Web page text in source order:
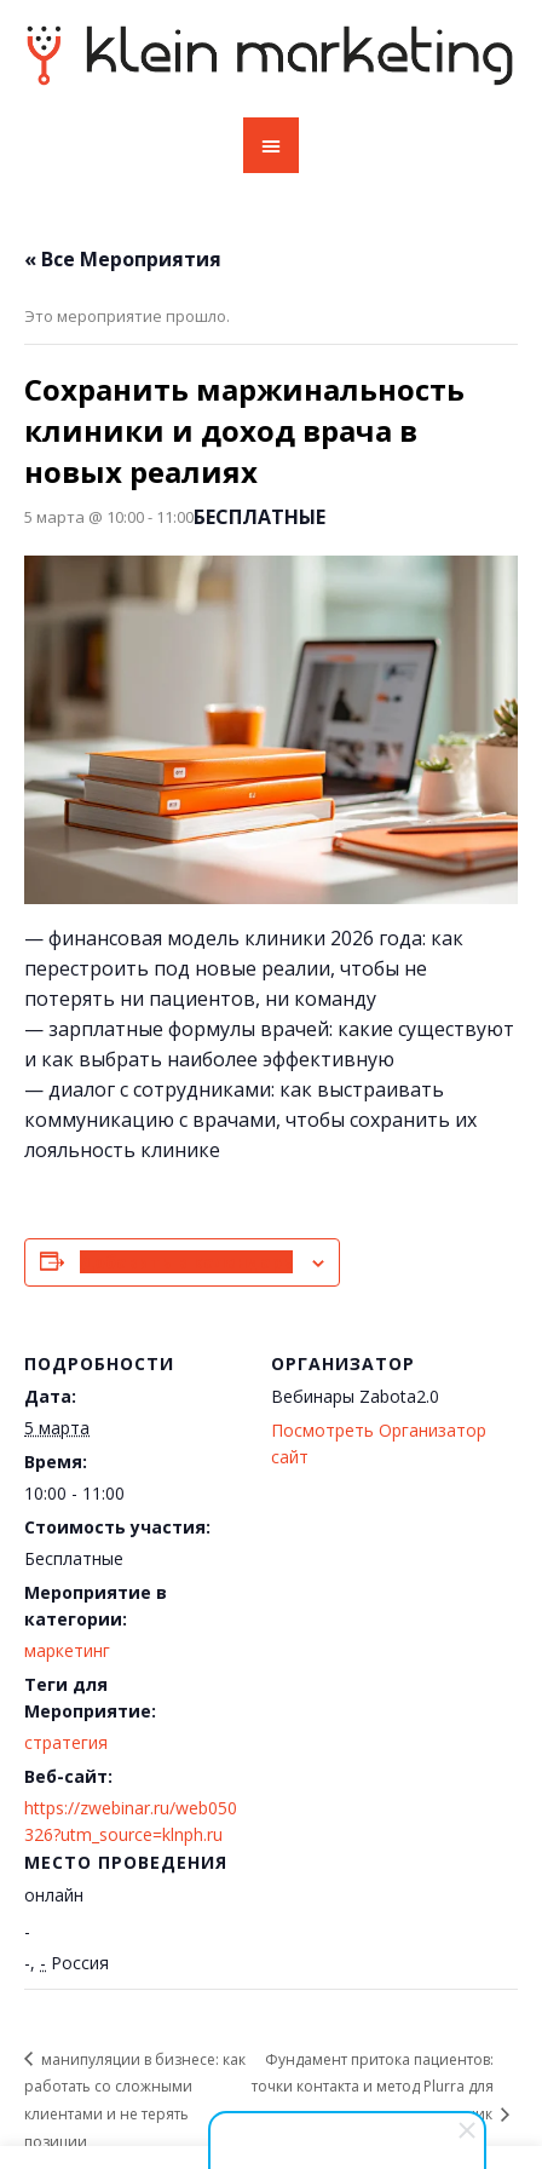
« Все Мероприятия
Это мероприятие прошло.
Сохранить маржинальность
клиники и доход врача в
новых реалиях
5 марта @ 10:00- 11:00БЕСПЛАТНЫЕ
— финансовая модель клиники 2026 года: как
перестроить под новые реалии, чтобы не
потерять ни пациентов, ни команду
— зарплатные формулы врачей: какие существуют
и как выбрать наиболее эффективную
— диалог с сотрудниками: как выстраивать
коммуникацию с врачами, чтобы сохранить их
лояльность клинике
ПОДРОБНОСТИ
Дата:
5 марта
Время:
10:00 - 11:00
Стоимость участия:
Бесплатные
Мероприятие в
категории:
маркетинг
Теги для
Мероприятие:
стратегия
Веб-сайт:
https://zwebinar.ru/web050
326?utm_source=klnph.ru
МЕСТО ПРОВЕДЕНИЯ
онлайн
-
-, - Россия
ОРГАНИЗАТОР
Вебинары Zabota2.0
Посмотреть Организатор
сайт
манипуляции в бизнесе: как
работать со сложными
клиентами и не терять
позиции
Фундамент притока пациентов:
точки контакта и метод Plurra для
роста стоматологических клиник